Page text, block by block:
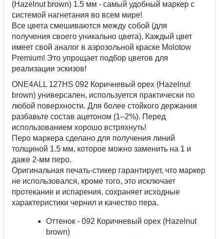
(Hazelnut brown) 1.5 мм - самый удобный маркер с
системой нагнетания во всем мире!
Все цвета смешиваются между собой (для
получения своего уникально цвета). Каждый цвет
имеет свой аналог в аэрозольной краске Molotow
Premium! Это упрощает подбор цветов для
реализации эскизов!
ONE4ALL 127HS 092 Коричневый орех (Hazelnut
brown) универсален, используется практически по
любой поверхности. Для более стойкого держания
разбавьте состав ацетоном (1–2%). Перед
использованием хорошо встряхнуть!
Перо маркера сделано для получения линий
толщиной 1.5 мм, которое можно заменить на 1 и
даже 2-мм перо.
Оригинальная печать-стикер гарантирует, что маркер
не использовался, кроме того, это исключает
протекание и испарения, сохраняет исходные
характеристики чернил и качество пера.
Оттенок - 092 Коричневый орех (Hazelnut
brown)